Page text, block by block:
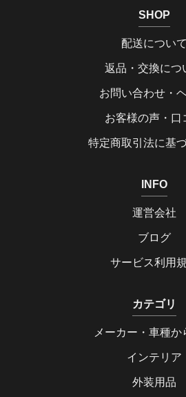
SHOP
配送について
返品・交換につ
お問い合わせ・
お客様の声・口
特定商取引法に基
INFO
運営会社
ブログ
サービス利用
カテゴリ
メーカー・車種か
インテリア
外装用品